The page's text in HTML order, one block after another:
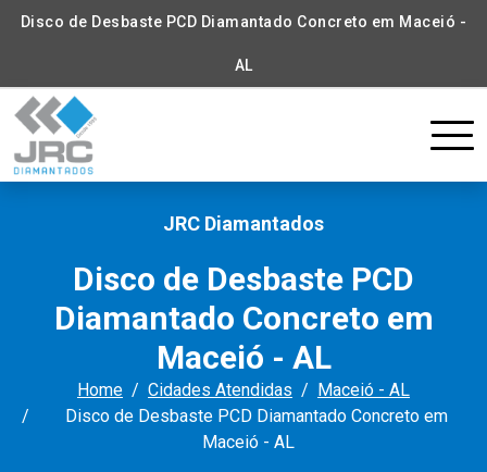
Disco de Desbaste PCD Diamantado Concreto em Maceió -
AL
JRC Diamantados
Disco de Desbaste PCD
Diamantado Concreto em
Maceió - AL
Home Cidades Atendidas
Maceió - AL
Disco de Desbaste PCD Diamantado Concreto em
Maceió - AL